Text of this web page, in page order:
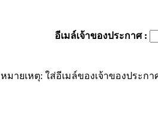
อีเมล์เจ้าของประกาศ:
หมายเหตุ: ใส่อีเมล์ของเจ้าของประก